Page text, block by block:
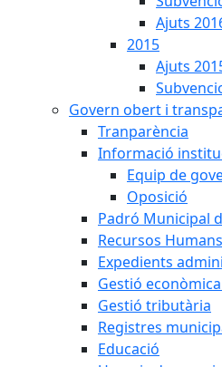
Ajuts
2015
Ajuts
Govern obert i
Tranparència
Informació
Equip de
Oposició
Padró Municipal
Recursos Humans
Expedients
Gestió
Gestió tributària
Registres
Educació